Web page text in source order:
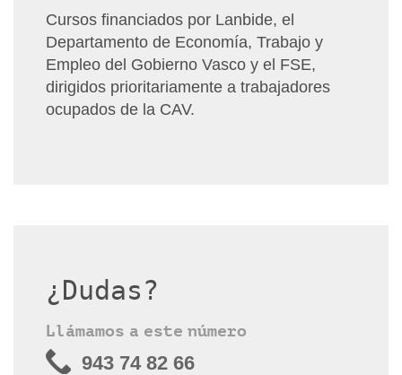
Cursos financiados por Lanbide, el
Departamento de Economía, Trabajo y
Empleo del Gobierno Vasco y el FSE,
dirigidos prioritariamente a trabajadores
ocupados de la CAV.
¿Dudas?
Llámamos a este número
943 74 82 66